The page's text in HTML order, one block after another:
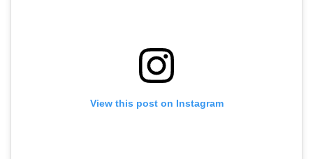
View this post on Instagram